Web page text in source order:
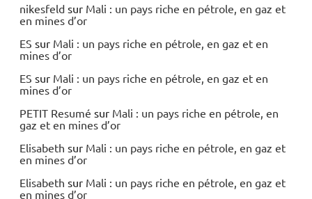
nikesfeld sur Mali : un pays riche en pétrole, en gaz et
en mines d’or
ES sur Mali : un pays riche en pétrole, en gaz et en
mines d’or
ES sur Mali : un pays riche en pétrole, en gaz et en
mines d’or
PETIT Resumé sur Mali : un pays riche en pétrole, en
gaz et en mines d’or
Elisabeth sur Mali : un pays riche en pétrole, en gaz et
en mines d’or
Elisabeth sur Mali : un pays riche en pétrole, en gaz et
en mines d’or